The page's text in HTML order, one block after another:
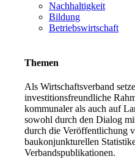
Nachhaltigkeit
Bildung
Betriebswirtschaft
Themen
Als Wirtschaftsverband
investitionsfreundliche
kommunaler als auch auf
sowohl durch den Dialog
durch die Veröffentlichung
baukonjunkturellen
Verbandspublikationen.